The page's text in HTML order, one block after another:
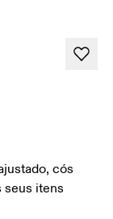
cós
seus itens